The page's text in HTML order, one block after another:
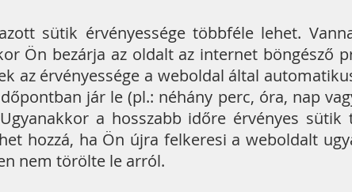
sütik érvényessége többféle lehet.
Ön bezárja az oldalt az internet böngésző
az érvényessége a weboldal által
jár le (pl.: néhány perc, óra, nap
a hosszabb időre érvényes sütik
hozzá, ha Ön újra felkeresi a weboldalt
nem törölte le arról.